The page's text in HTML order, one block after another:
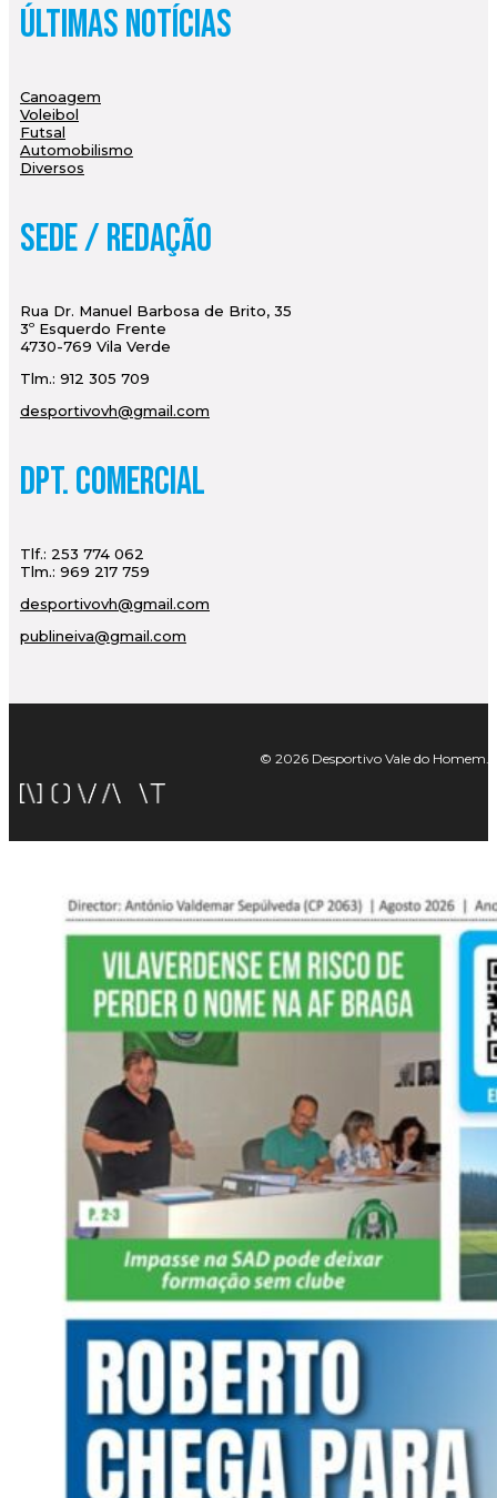
Últimas Notícias
Canoagem
Voleibol
Futsal
Automobilismo
Diversos
Sede / Redação
Rua Dr. Manuel Barbosa de Brito, 35
3º Esquerdo Frente
4730-769 Vila Verde
Tlm.: 912 305 709
desportivovh@gmail.com
Dpt. Comercial
Tlf.: 253 774 062
Tlm.: 969 217 759
desportivovh@gmail.com
publineiva@gmail.com
© 2026 Desportivo Vale do Homem.